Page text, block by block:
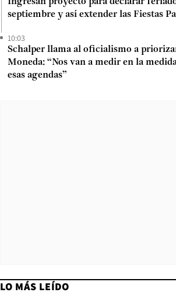
septiembre y así extender las Fiestas
10:03
Schalper llama al oficialismo a
Moneda: “Nos van a medir en la
esas agendas”
LO MÁS LEÍDO